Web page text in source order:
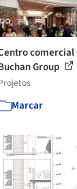
comercial
Group
Marcar